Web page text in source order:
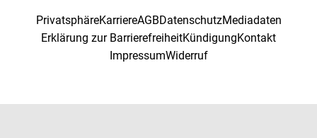
PrivatsphäreKarriereAGBDatenschutzMediadaten
Erklärung zur BarrierefreiheitKündigungKontakt
ImpressumWiderruf